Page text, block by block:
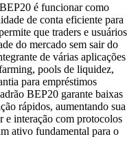
é funcionar como
de conta eficiente para
que traders e usuários
do mercado sem sair do
de várias aplicações
pools de liquidez,
para empréstimos
BEP20 garante baixas
rápidos, aumentando sua
e interação com protocolos
ativo fundamental para o